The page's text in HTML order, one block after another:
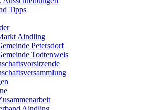
Tipps
Aindling
Petersdorf
Todtenweis